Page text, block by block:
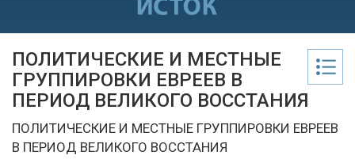
ПОЛИТИЧЕСКИЕ И МЕСТНЫЕ
ГРУППИРОВКИ ЕВРЕЕВ В
ПЕРИОД ВЕЛИКОГО ВОССТАНИЯ
ПОЛИТИЧЕСКИЕ И МЕСТНЫЕ ГРУППИРОВКИ ЕВРЕЕВ
В ПЕРИОД ВЕЛИКОГО ВОССТАНИЯ